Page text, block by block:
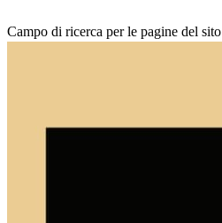
Campo di ricerca per le pagine del sito